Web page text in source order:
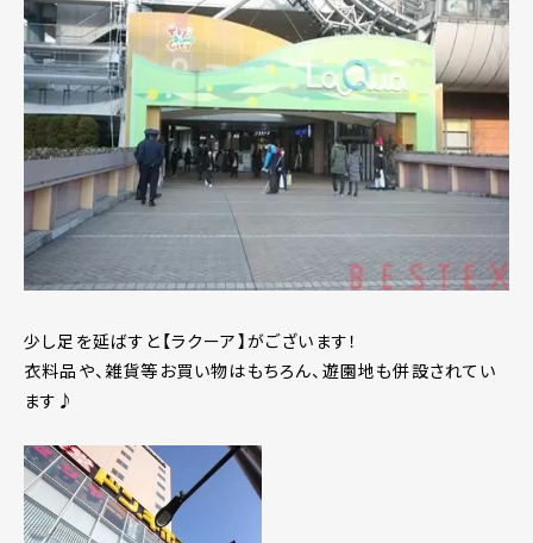
少し足を延ばすと【ラクーア】がございます！
衣料品や、雑貨等お買い物はもちろん、遊園地も併設されてい
ます♪